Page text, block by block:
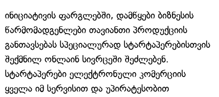
ინიციატივის ფარგლებში, დამწყები ბიზნესის
წარმომადგენლები თავიანთი პროდუქციის
განთავსებას სპეციალურად სტარტაპერებისთვის
შექმნილ ონლაინ სივრცეში შეძლებენ.
სტარტაპერები ელექტრონული კომერციის
ყველა იმ სერვისით და უპირატესობით